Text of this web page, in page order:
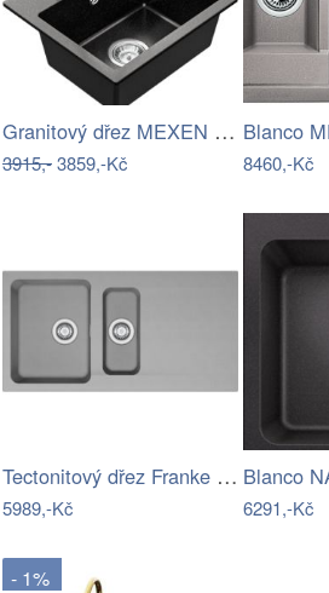
Granitový dřez MEXEN MILO s kuchyňskou…
3915,-3859,-Kč 8460,-Kč
Tectonitový dřez Franke OID 651 Šedá
5989,-Kč 6291,-Kč
- 1%